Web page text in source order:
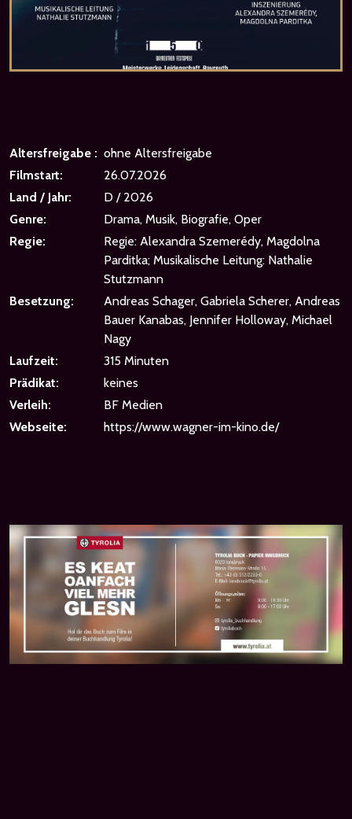
Altersfreigabe : ohne Altersfreigabe
Filmstart:
26.07.2026
Land / Jahr:
D / 2026
Genre:
Drama, Musik, Biografie, Oper
Regie:
Regie: Alexandra Szemerédy, Magdolna
Parditka; Musikalische Leitung: Nathalie
Stutzmann
Besetzung:
Andreas Schager, Gabriela Scherer, Andreas
Bauer Kanabas, Jennifer Holloway, Michael
Nagy
Laufzeit:
315 Minuten
Prädikat:
keines
Verleih:
BF Medien
Webseite:
https://www.wagner-im-kino.de/